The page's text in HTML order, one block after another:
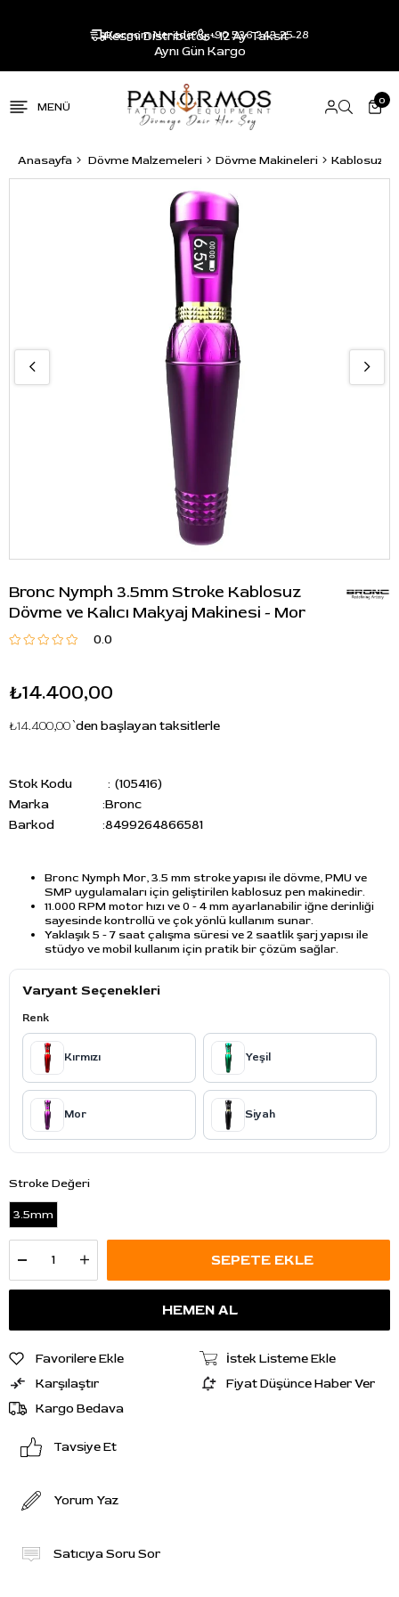
Resmi Distribütör - 12 Ay Taksit -
Aynı Gün Kargo
Kargom Nerede? +90 536 343 25 28
0
Anasayfa Dövme Malzemeleri Dövme Makineleri Kablosuz
Bronc Nymph 3.5mm Stroke Kablosuz
Dövme ve Kalıcı Makyaj Makinesi - Mor
0.0
₺14.400,00
₺14.400,00`den başlayan taksitlerle
Stok Kodu
(105416)
Marka
:Bronc
Barkod
:8499264866581
Bronc Nymph Mor, 3.5 mm stroke yapısı ile dövme, PMU ve
SMP uygulamaları için geliştirilen kablosuz pen makinedir.
11.000 RPM motor hızı ve 0 - 4 mm ayarlanabilir iğne derinliği
sayesinde kontrollü ve çok yönlü kullanım sunar.
Yaklaşık 5 - 7 saat çalışma süresi ve 2 saatlik şarj yapısı ile
stüdyo ve mobil kullanım için pratik bir çözüm sağlar.
Varyant Seçenekleri
Renk
Kırmızı Yeşil
Mor Siyah
Stroke Değeri
3.5mm
Favorilere Ekle
İstek Listeme Ekle
Karşılaştır
Fiyat Düşünce Haber Ver
Kargo Bedava
Tavsiye Et
Yorum Yaz
Satıcıya Soru Sor